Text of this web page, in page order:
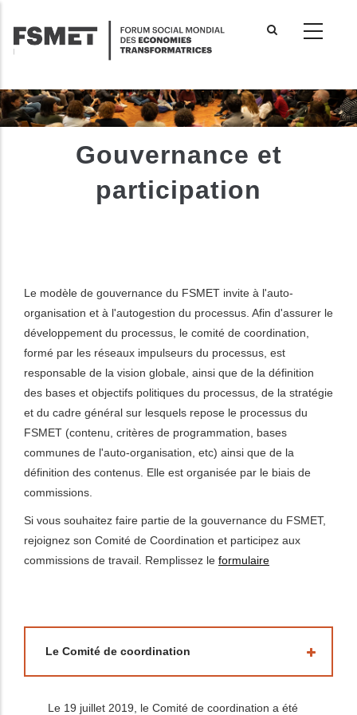
contenu
actions supplémentaires
Gouvernance et
participation
Le modèle de gouvernance du FSMET invite à l'auto-
organisation et à l'autogestion du processus. Afin d'assurer le
développement du processus, le comité de coordination,
formé par les réseaux impulseurs du processus, est
responsable de la vision globale, ainsi que de la définition
des bases et objectifs politiques du processus, de la stratégie
et du cadre général sur lesquels repose le processus du
FSMET (contenu, critères de programmation, bases
communes de l'auto-organisation, etc) ainsi que de la
définition des contenus. Elle est organisée par le biais de
commissions.
Si vous souhaitez faire partie de la gouvernance du FSMET,
rejoignez son Comité de Coordination et participez aux
commissions de travail. Remplissez le formulaire
Le Comité de coordination
Le 19 juillet 2019, le Comité de coordination a été